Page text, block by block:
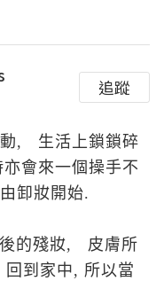
追蹤
動, 生活上鎖鎖碎
會來一個操手不
卸妝開始.
的殘妝, 皮膚所
到家中, 所以當